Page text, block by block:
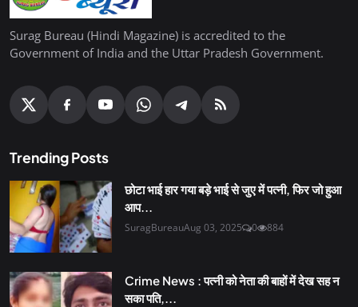
Surag Bureau (Hindi Magazine) is accredited to the
Government of India and the Uttar Pradesh Government.
Trending Posts
छोटा भाई हार गया बड़े भाई से जुए में पत्नी, फिर जो हुआ
आप...
SuragBureauAug 03, 2025 0 884
Crime News : पत्नी को नेता की बाहों में देख सह न
सका पति,...